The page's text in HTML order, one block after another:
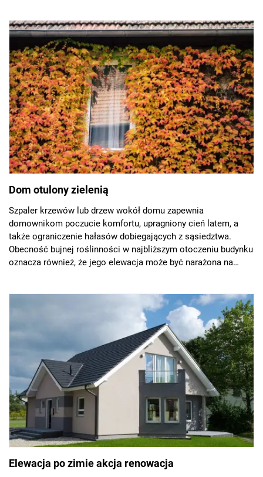
Dom otulony zielenią
Szpaler krzewów lub drzew wokół domu zapewnia
domownikom poczucie komfortu, upragniony cień latem, a
także ograniczenie hałasów dobiegających z sąsiedztwa.
Obecność bujnej roślinności w najbliższym otoczeniu budynku
oznacza również, że jego elewacja może być narażona na
Elewacja po zimie akcja renowacja